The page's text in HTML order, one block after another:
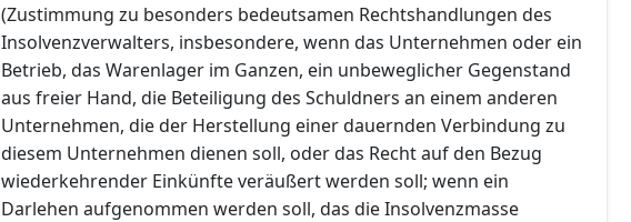
(Zustimmung zu besonders bedeutsamen Rechtshandlungen des
Insolvenzverwalters, insbesondere, wenn das Unternehmen oder ein
Betrieb, das Warenlager im Ganzen, ein unbeweglicher Gegenstand
aus freier Hand, die Beteiligung des Schuldners an einem anderen
Unternehmen, die der Herstellung einer dauernden Verbindung zu
diesem Unternehmen dienen soll, oder das Recht auf den Bezug
wiederkehrender Einkünfte veräußert werden soll; wenn ein
Darlehen aufgenommen werden soll, das die Insolvenzmasse